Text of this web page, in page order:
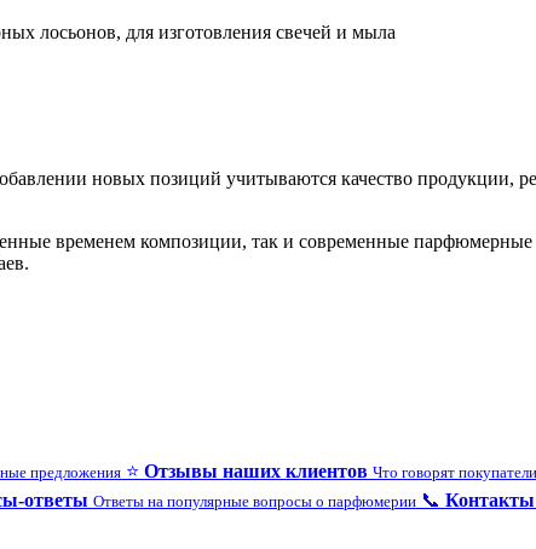
лосьонов, для изготовления свечей и мыла
новых позиций учитываются качество продукции,
временем композиции, так и современные
предложения ⭐ Отзывы наших клиентов Что говорят
ответы Ответы на популярные вопросы о парфюмерии 📞 Контакты